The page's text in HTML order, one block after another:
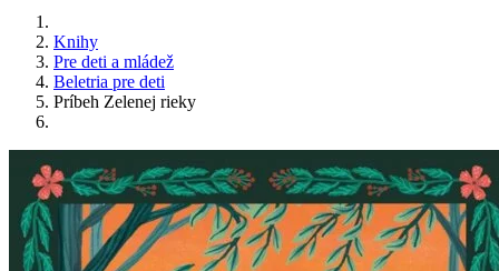
Knihy
Pre deti a mládež
Beletria pre deti
Príbeh Zelenej rieky